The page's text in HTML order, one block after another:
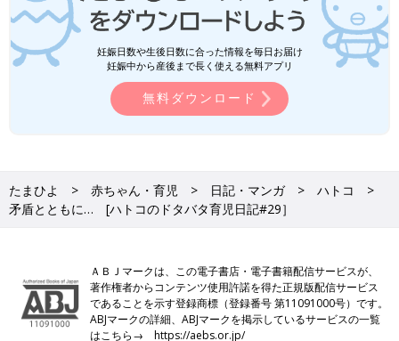
妊娠日数や生後日数に合った情報を毎日お届け
妊娠中から産後まで長く使える無料アプリ
無料ダウンロード
たまひよ 赤ちゃん・育児 日記・マンガ
ハトコ
矛盾とともに… [ハトコのドタバタ育児日記#29］
ＡＢＪマークは、この電子書店・電子書籍配信サービスが、
著作権者からコンテンツ使用許諾を得た正規版配信サービス
であることを示す登録商標（登録番号 第11091000号）です。
ABJマークの詳細、ABJマークを掲示しているサービスの一覧
はこちら→https://aebs.or.jp/